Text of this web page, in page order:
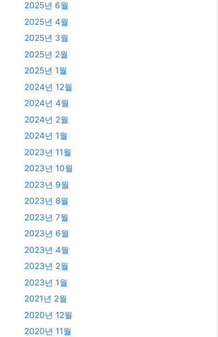
2025년 6월
2025년 4월
2025년 3월
2025년 2월
2025년 1월
2024년 12월
2024년 4월
2024년 2월
2024년 1월
2023년 11월
2023년 10월
2023년 9월
2023년 8월
2023년 7월
2023년 6월
2023년 4월
2023년 2월
2023년 1월
2021년 2월
2020년 12월
2020년 11월